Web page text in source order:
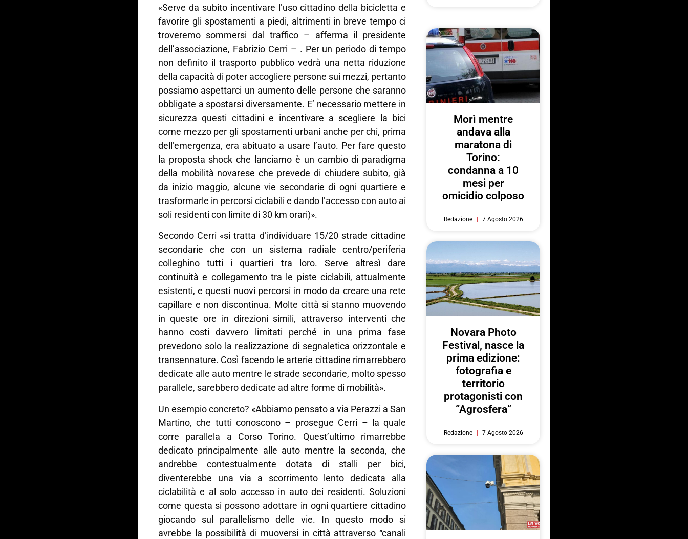
«Serve da subito incentivare l’uso cittadino della bicicletta e
favorire gli spostamenti a piedi, altrimenti in breve tempo ci
troveremo sommersi dal traffico – afferma il presidente
dell’associazione, Fabrizio Cerri – . Per un periodo di tempo
non definito il trasporto pubblico vedrà una netta riduzione
della capacità di poter accogliere persone sui mezzi, pertanto
possiamo aspettarci un aumento delle persone che saranno
obbligate a spostarsi diversamente. E’ necessario mettere in
sicurezza questi cittadini e incentivare a scegliere la bici
come mezzo per gli spostamenti urbani anche per chi, prima
dell’emergenza, era abituato a usare l’auto. Per fare questo
la proposta shock che lanciamo è un cambio di paradigma
della mobilità novarese che prevede di chiudere subito, già
da inizio maggio, alcune vie secondarie di ogni quartiere e
trasformarle in percorsi ciclabili e dando l’accesso con auto ai
soli residenti con limite di 30 km orari)».
Secondo Cerri «si tratta d’individuare 15/20 strade cittadine
secondarie che con un sistema radiale centro/periferia
colleghino tutti i quartieri tra loro. Serve altresì dare
continuità e collegamento tra le piste ciclabili, attualmente
esistenti, e questi nuovi percorsi in modo da creare una rete
capillare e non discontinua. Molte città si stanno muovendo
in queste ore in direzioni simili, attraverso interventi che
hanno costi davvero limitati perché in una prima fase
prevedono solo la realizzazione di segnaletica orizzontale e
transennature. Così facendo le arterie cittadine rimarrebbero
dedicate alle auto mentre le strade secondarie, molto spesso
parallele, sarebbero dedicate ad altre forme di mobilità».
Un esempio concreto? «Abbiamo pensato a via Perazzi a San
Martino, che tutti conoscono – prosegue Cerri – la quale
corre parallela a Corso Torino. Quest’ultimo rimarrebbe
dedicato principalmente alle auto mentre la seconda, che
andrebbe contestualmente dotata di stalli per bici,
diventerebbe una via a scorrimento lento dedicata alla
ciclabilità e al solo accesso in auto dei residenti. Soluzioni
come questa si possono adottare in ogni quartiere cittadino
giocando sul parallelismo delle vie. In questo modo si
avrebbe la possibilità di muoversi in città attraverso “canali
Morì mentre
andava alla
maratona di
Torino:
condanna a 10
mesi per
omicidio colposo
Redazione 7 Agosto 2026
Novara Photo
Festival, nasce la
prima edizione:
fotografia e
territorio
protagonisti con
“Agrosfera”
Redazione 7 Agosto 2026